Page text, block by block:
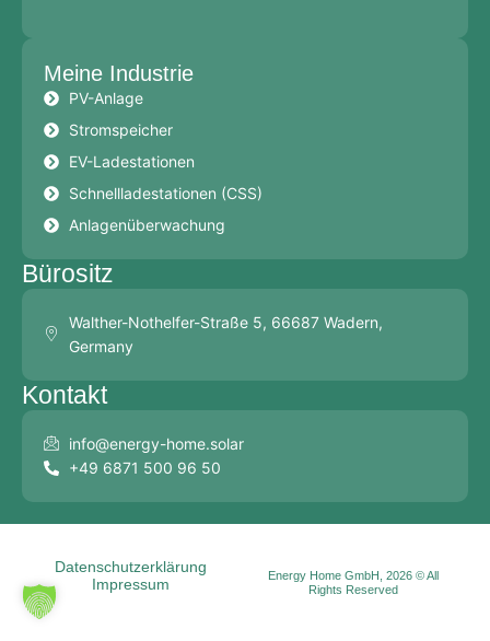
Meine Industrie
PV-Anlage
Stromspeicher
EV-Ladestationen
Schnellladestationen (CSS)
Anlagenüberwachung
Bürositz
Walther-Nothelfer-Straße 5, 66687 Wadern,
Germany
Kontakt
info@energy-home.solar
+49 6871 500 96 50
Energy Home GmbH, 2026 © All
Rights Reserved
Datenschutzerklärung
Impressum